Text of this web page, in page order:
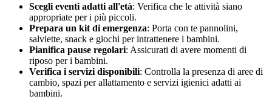
Scegli eventi adatti all'età: Verifica che le attività siano
appropriate per i più piccoli.
Prepara un kit di emergenza: Porta con te pannolini,
salviette, snack e giochi per intrattenere i bambini.
Pianifica pause regolari: Assicurati di avere momenti di
riposo per i bambini.
Verifica i servizi disponibili: Controlla la presenza di aree di
cambio, spazi per allattamento e servizi igienici adatti ai
bambini.